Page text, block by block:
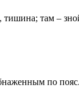
там –
по